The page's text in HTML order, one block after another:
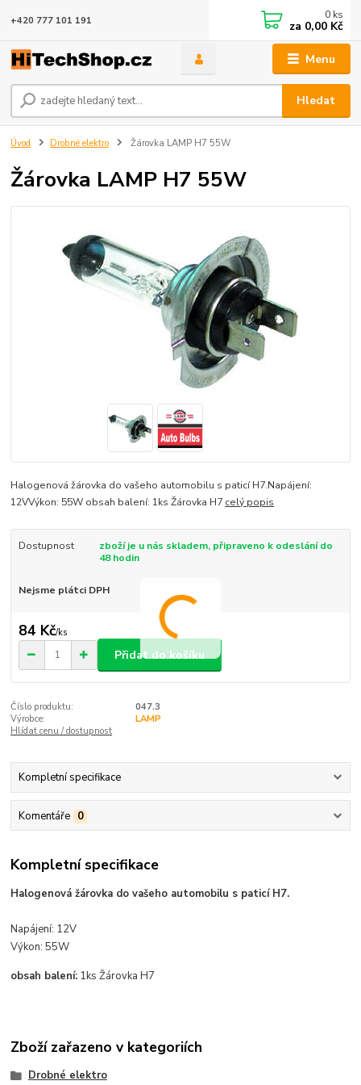
Menu
Hledat
+420 777 101 191 0 ks
za 0,00 Kč
Úvod Drobné elektro Žárovka LAMP H7 55W
Žárovka LAMP H7 55W
Halogenová žárovka do vašeho automobilu s paticí H7.Napájení:
12VVýkon: 55W obsah balení: 1ks Žárovka H7 celý popis
Dostupnost
zboží je u nás skladem, připraveno k odeslání do
48 hodin
Nejsme plátci DPH
84 Kč/ks
Přidat do košíku
Číslo produktu:
047.3
Výrobce:
LAMP
Hlídat cenu / dostupnost
Kompletní specifikace
Komentáře 0
Kompletní specifikace
Halogenová žárovka do vašeho automobilu s paticí H7.
Napájení: 12V
Výkon: 55W
obsah balení: 1ks Žárovka H7
Zboží zařazeno v kategoriích
Drobné elektro